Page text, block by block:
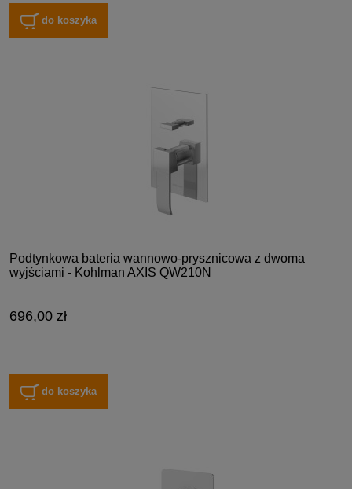
do koszyka
Podtynkowa bateria wannowo-prysznicowa z dwoma
wyjściami - Kohlman AXIS QW210N
696,00 zł
do koszyka